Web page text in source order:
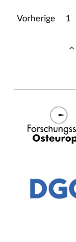
Vorherige 1